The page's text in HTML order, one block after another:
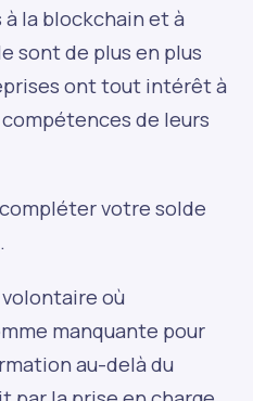
la blockchain et à
sont de plus en plus
ont tout intérêt à
de leurs
votre solde
où
manquante pour
au-delà du